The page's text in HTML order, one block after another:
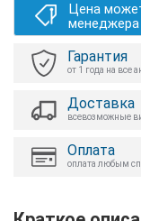
Цена
менеджера
Гарантия
от 1 года на все
Доставка
всевозможные
Оплата
оплата любым